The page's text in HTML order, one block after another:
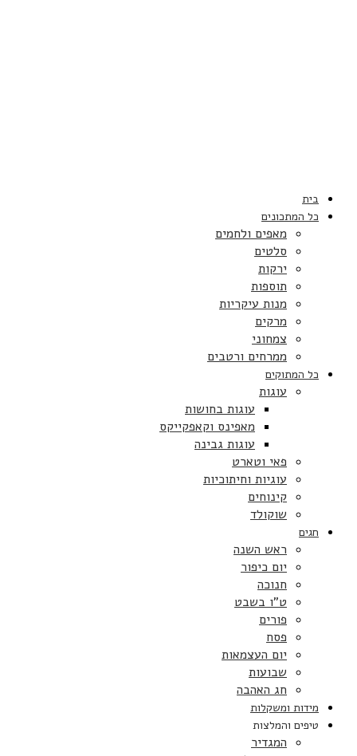
בית
כל המתכונים
מאפים ולחמים
סלטים
ירקות
תוספות
מנות עיקריות
מרקים
צמחוני
ממרחים ורטבים
כל המתוקים
עוגות
עוגות בחושות
מאפינס וקאפקייקס
עוגות גבינה
פאי וטארט
עוגיות וחיתוכיות
קינוחים
שוקולד
חגים
ראש השנה
יום כיפור
חנוכה
ט”ו בשבט
פורים
פסח
יום העצמאות
שבועות
חג האהבה
מידות ומשקלות
טיפים והמלצות
המגדיר